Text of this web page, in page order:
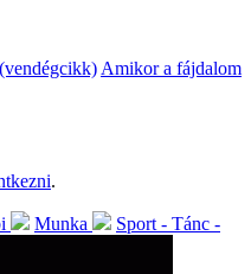
Amikor a fájdalom
.
Munka Sport - Tánc -